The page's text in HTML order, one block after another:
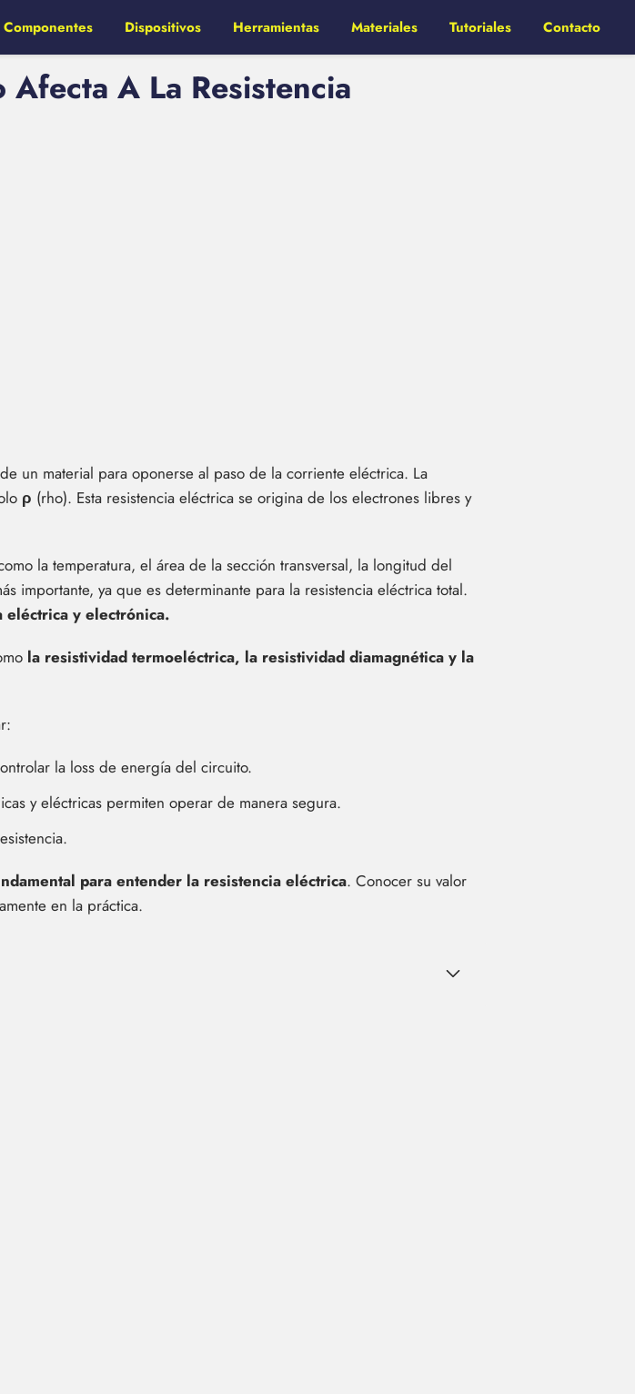
Componentes Dispositivos Herramientas Materiales Tutoriales Contacto
A La Resistencia
un material para oponerse al paso de la corriente eléctrica. La
ρ (rho). Esta resistencia eléctrica se origina de los electrones libres y
la temperatura, el área de la sección transversal, la longitud del
importante, ya que es determinante para la resistencia eléctrica total.
eléctrica y electrónica.
la resistividad termoeléctrica, la resistividad diamagnética y la
la loss de energía del circuito.
y eléctricas permiten operar de manera segura.
para entender la resistencia eléctrica. Conocer su valor
en la práctica.